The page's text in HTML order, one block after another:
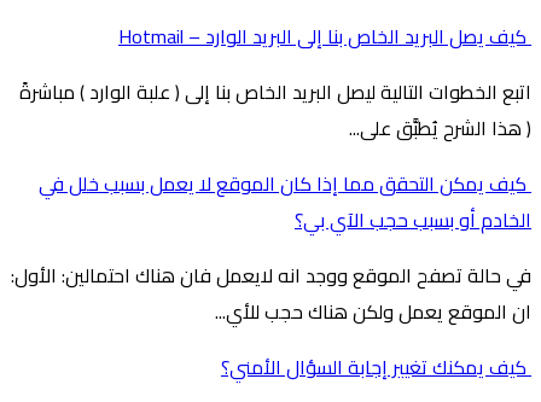
كيف يصل البريد الخاص بنا إلى البريد الوارد – Hotmail
اتبع الخطوات التالية ليصل البريد الخاص بنا إلى ( علبة الوارد ) مباشرةً
( هذا الشرح يُطبَّق على...
كيف يمكن التحقق مما إذا كان الموقع لا يعمل بسبب خلل في
الخادم أو بسبب حجب الآي بي؟
في حالة تصفح الموقع ووجد انه لايعمل فان هناك احتمالين: الأول:
ان الموقع يعمل ولكن هناك حجب للأي...
كيف يمكنك تغيير إجابة السؤال الأمني؟